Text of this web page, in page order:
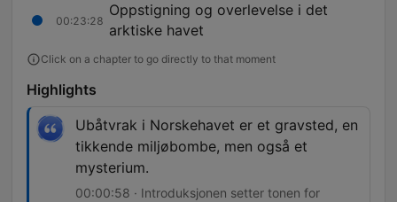
00:23:28
Oppstigning og overlevelse i det
arktiske havet
Click on a chapter to go directly to that moment
Highlights
Ubåtvrak i Norskehavet er et gravsted, en
tikkende miljøbombe, men også et
mysterium.
00:00:58 · Introduksjonen setter tonen for